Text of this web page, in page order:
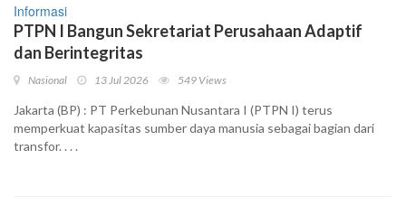
Informasi
PTPN I Bangun Sekretariat Perusahaan Adaptif
dan Berintegritas
Nasional 13 Jul 2026 549 Views
Jakarta (BP) : PT Perkebunan Nusantara I (PTPN I) terus
memperkuat kapasitas sumber daya manusia sebagai bagian dari
transfor. . . .